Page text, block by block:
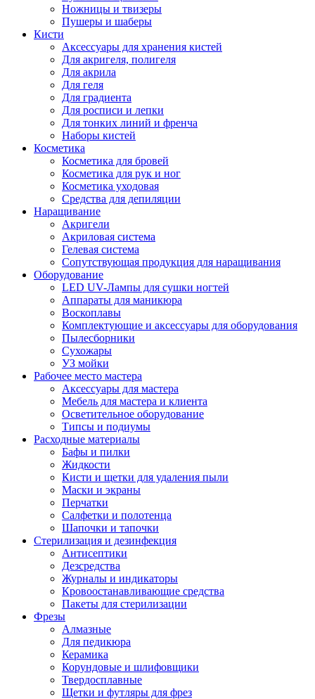
Ножницы и твизеры
Пушеры и шаберы
Кисти
Аксессуары для хранения кистей
Для акригеля, полигеля
Для акрила
Для геля
Для градиента
Для росписи и лепки
Для тонких линий и френча
Наборы кистей
Косметика
Косметика для бровей
Косметика для рук и ног
Косметика уходовая
Средства для депиляции
Наращивание
Акригели
Акриловая система
Гелевая система
Сопутствующая продукция для наращивания
Оборудование
LED UV-Лампы для сушки ногтей
Аппараты для маникюра
Воскоплавы
Комплектующие и аксессуары для оборудования
Пылесборники
Сухожары
УЗ мойки
Рабочее место мастера
Аксессуары для мастера
Мебель для мастера и клиента
Осветительное оборудование
Типсы и подиумы
Расходные материалы
Бафы и пилки
Жидкости
Кисти и щетки для удаления пыли
Маски и экраны
Перчатки
Салфетки и полотенца
Шапочки и тапочки
Стерилизация и дезинфекция
Антисептики
Дезсредства
Журналы и индикаторы
Кровоостанавливающие средства
Пакеты для стерилизации
Фрезы
Алмазные
Для педикюра
Керамика
Корундовые и шлифовщики
Твердосплавные
Щетки и футляры для фрез